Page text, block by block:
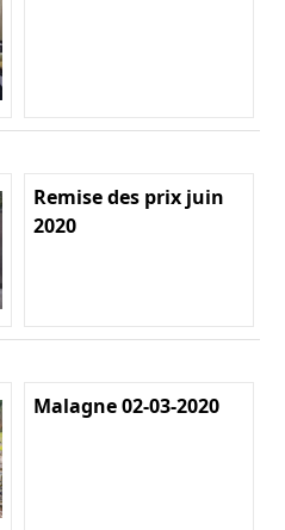
Remise des prix juin
2020
Malagne 02-03-2020